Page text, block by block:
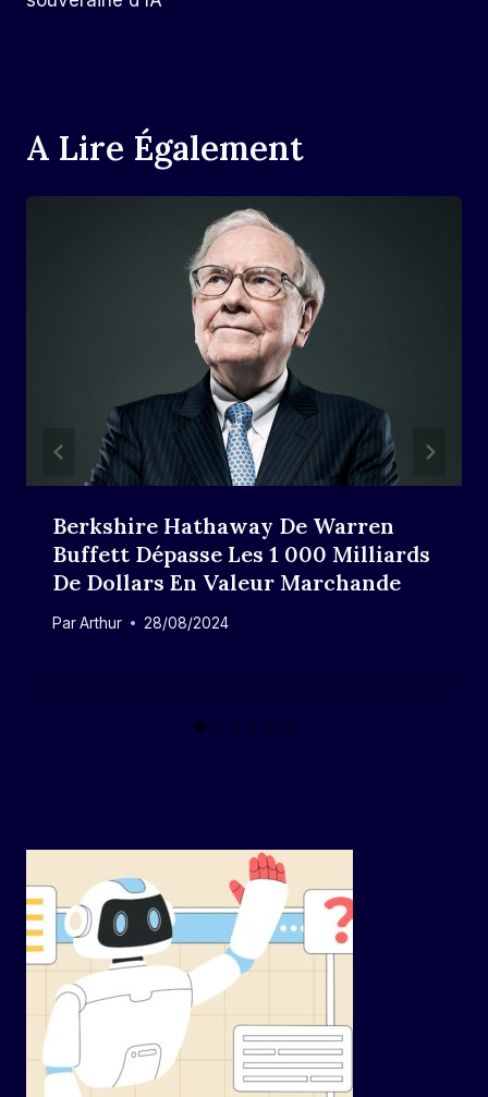
A Lire Également
Berkshire Hathaway De Warren
Buffett Dépasse Les 1 000 Milliards
De Dollars En Valeur Marchande
ParArthur 28/08/2024